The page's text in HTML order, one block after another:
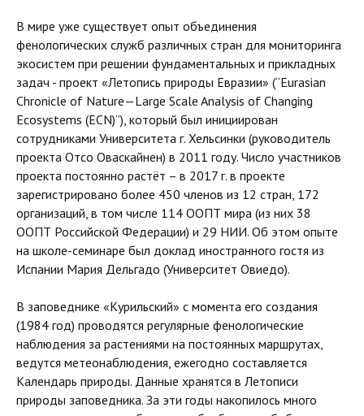
В мире уже существует опыт объединения
фенологических служб различных стран для мониторинга
экосистем при решении фундаментальных и прикладных
задач - проект «Летопись природы Евразии» (“Eurasian
Chronicle of Nature—Large Scale Analysis of Changing
Ecosystems (ECN)”), который был инициирован
сотрудниками Университета г. Хельсинки (руководитель
проекта Отсо Оваскайнен) в 2011 году. Число участников
проекта постоянно растёт – в 2017 г. в проекте
зарегистрировано более 450 членов из 12 стран, 172
организаций, в том числе 114 ООПТ мира (из них 38
ООПТ Российской Федерации) и 29 НИИ. Об этом опыте
на школе-семинаре был доклад иностранного гостя из
Испании Мария Дельгадо (Университет Овиедо).
В заповеднике «Курильский» с момента его создания
(1984 год) проводятся регулярные фенологические
наблюдения за растениями на постоянных маршрутах,
ведутся метеонаблюдения, ежегодно составляется
Календарь природы. Данные хранятся в Летописи
природы заповедника. За эти годы накопилось много